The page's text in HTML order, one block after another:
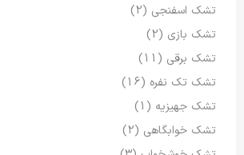
تشک اسفنجی (2)
تشک بازی (2)
تشک برقی (11)
تشک تک نفره (16)
تشک جهیزیه (1)
تشک خوابگاهی (2)